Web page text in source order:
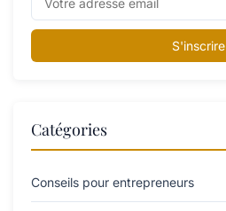
S'inscrire
Catégories
Conseils pour entrepreneurs